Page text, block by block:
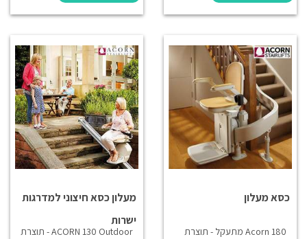
כסא מעלון
Acorn 180 מתעקל - תוצרת
מעלון כסא חיצוני למדרגות
ישרות
ACORN 130 Outdoor - תוצרת